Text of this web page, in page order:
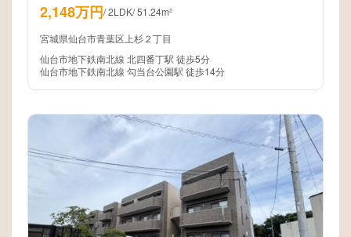
2,148万円/2LDK/51.24m²
宮城県仙台市青葉区上杉２丁目
仙台市地下鉄南北線 北四番丁駅 徒歩5分
仙台市地下鉄南北線 勾当台公園駅 徒歩14分